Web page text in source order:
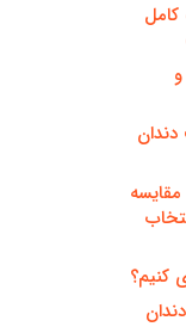
کامل
کنیم؟